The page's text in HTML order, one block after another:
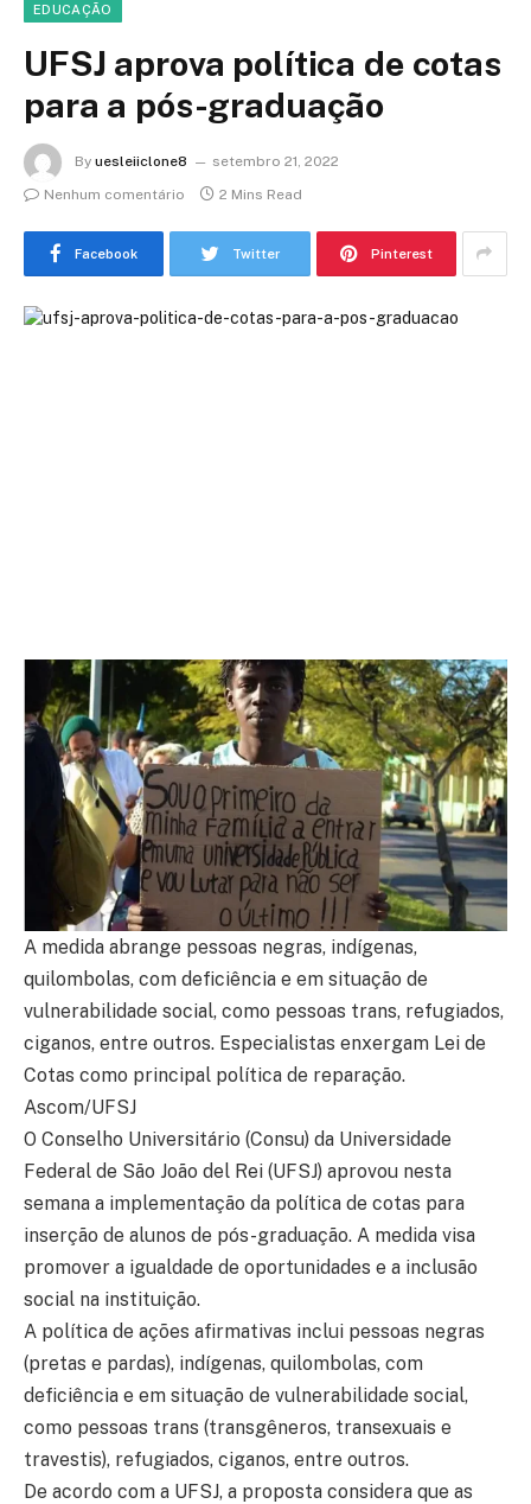
EDUCAÇÃO
UFSJ aprova política de cotas
para a pós-graduação
By uesleiiclone8
setembro 21, 2022
Nenhum comentário
2 Mins Read
Facebook Twitter Pinterest
A medida abrange pessoas negras, indígenas,
quilombolas, com deficiência e em situação de
vulnerabilidade social, como pessoas trans, refugiados,
ciganos, entre outros. Especialistas enxergam Lei de
Cotas como principal política de reparação.
Ascom/UFSJ
O Conselho Universitário (Consu) da Universidade
Federal de São João del Rei (UFSJ) aprovou nesta
semana a implementação da política de cotas para
inserção de alunos de pós-graduação. A medida visa
promover a igualdade de oportunidades e a inclusão
social na instituição.
A política de ações afirmativas inclui pessoas negras
(pretas e pardas), indígenas, quilombolas, com
deficiência e em situação de vulnerabilidade social,
como pessoas trans (transgêneros, transexuais e
travestis), refugiados, ciganos, entre outros.
De acordo com a UFSJ, a proposta considera que as